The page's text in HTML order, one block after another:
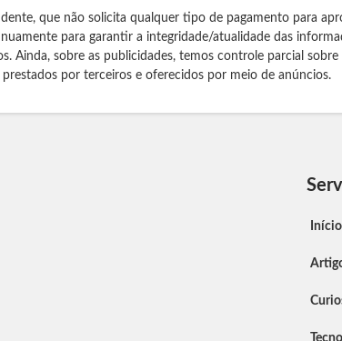
que não solicita qualquer tipo de pagamento para
para garantir a integridade/atualidade das
Ainda, sobre as publicidades, temos controle parcial
por terceiros e oferecidos por meio de anúncios.
Início